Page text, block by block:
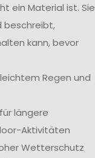
ein Material ist. Sie
beschreibt,
kann, bevor
Regen und
längere
Aktivitäten
Wetterschutz